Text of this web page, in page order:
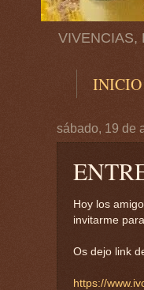
VIVENCIAS,
INICIO
sábado, 19 de
Hoy los
invitarme
Os dejo link
https://